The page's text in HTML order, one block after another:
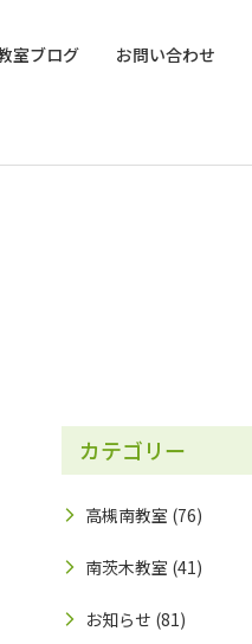
室ブログ お問い合わせ
カテゴリー
高槻南教室 (76)
南茨木教室 (41)
お知らせ (81)